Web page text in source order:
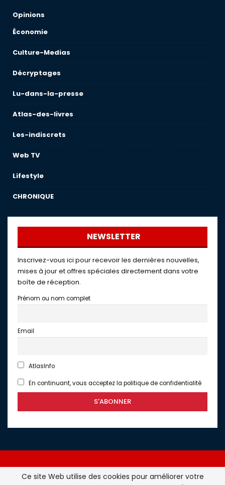
Opinions
Économie
Culture-Medias
Décryptages
Lu-dans-la-presse
Atlas-des-livres
Les-indiscrets
Web TV
Lifestyle
CHRONIQUE
NEWSLETTER
Inscrivez-vous ici pour recevoir les dernières nouvelles,
mises à jour et offres spéciales directement dans votre
boîte de réception.
Prénom ou nom complet
Email
AtlasInfo
En continuant, vous acceptez la politique de confidentialité
Ce site Web utilise des cookies pour améliorer votre